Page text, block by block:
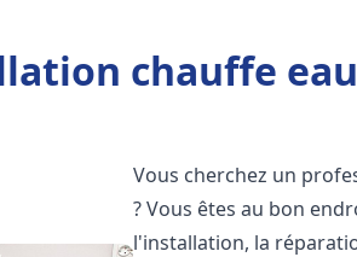
chauffe
Vous cherchez un
? Vous êtes au bon
l'installation, la